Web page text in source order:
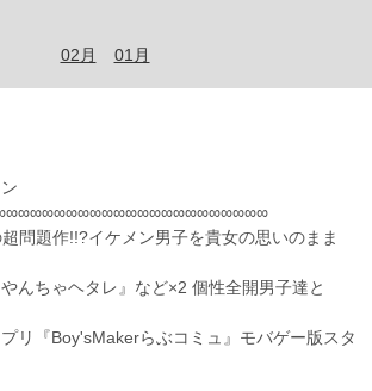
02月 01月
題作!!?イケメン男子を貴女の思いのまま
ちゃヘタレ』など×2 個性全開男子達と
『Boy'sMakerらぶコミュ』モバゲー版スタ